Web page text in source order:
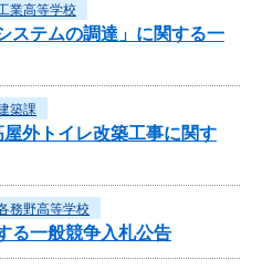
業高等学校
ステムの調達」に関する一
築課
屋外トイレ改築工事に関す
務野高等学校
る一般競争入札公告